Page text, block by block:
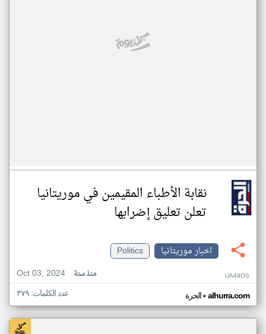
نقابة الأطباء المقيمين في موريتانيا
تعلن تعليق إضرابها
اخبار موريتانيا
Politics
Oct 03, 2024
منذ سنة UA49OS
الحرة• alhurra.com عدد الكلمات: ٣٧٩